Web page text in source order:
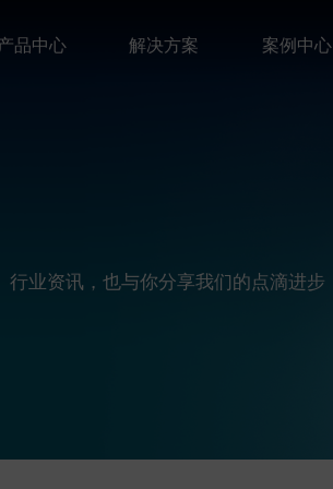
产品中心 解决方案 案例中心
业资讯，也与你分享我们的点滴进步